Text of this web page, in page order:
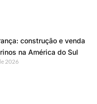
construção e venda
na América do Sul
2026